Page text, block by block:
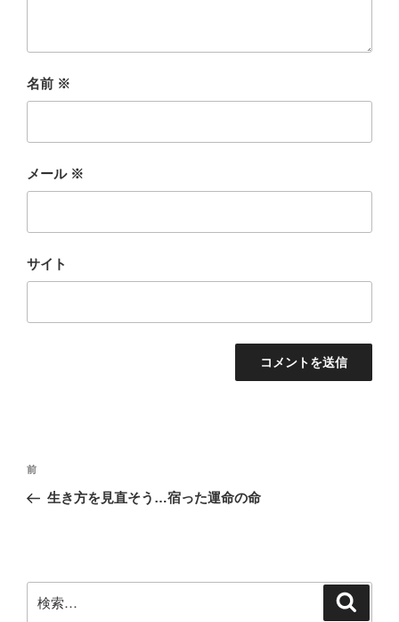
名前 ※
メール ※
サイト
投
ナ
ー
シ
前
の
前
生き方を見直そう…宿った運命の命
索: